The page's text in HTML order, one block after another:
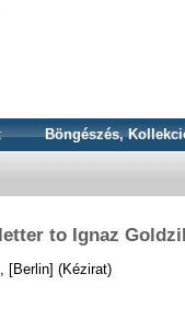
Böngészés,
to Ignaz
, [Berlin] (Kézirat)